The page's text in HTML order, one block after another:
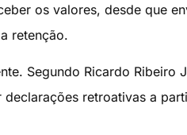
os valores, desde que
retenção.
Segundo Ricardo Ribeiro
declarações retroativas a